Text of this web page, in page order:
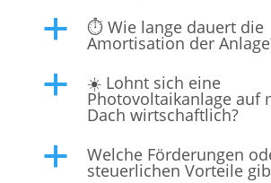
a ⏱️ Wie lange dauert die
Amortisation der
a ☀️ Lohnt sich eine
Photovoltaikanlage auf
Dach wirtschaftlich?
a Welche Förderungen
steuerlichen Vorteile